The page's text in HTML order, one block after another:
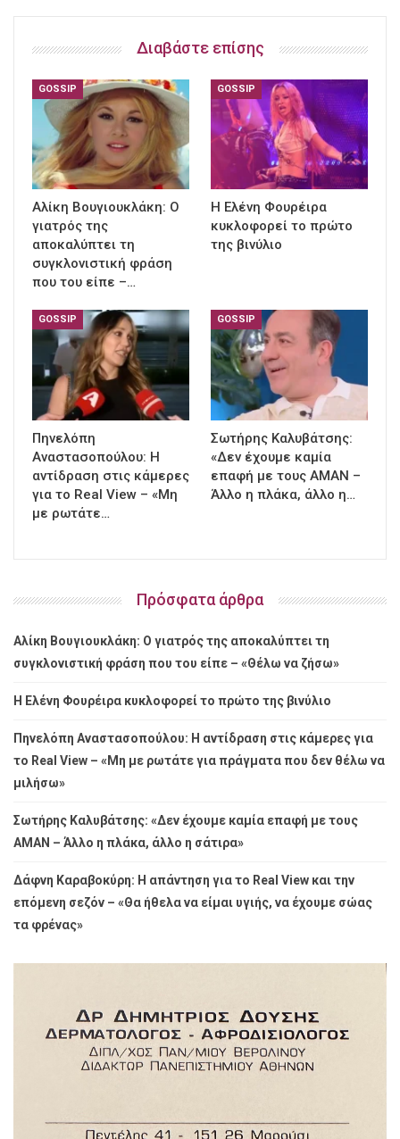
Διαβάστε επίσης
GOSSIP
Αλίκη Βουγιουκλάκη: Ο
γιατρός της
αποκαλύπτει τη
συγκλονιστική φράση
που του είπε –…
GOSSIP
Η Ελένη Φουρέιρα
κυκλοφορεί το πρώτο
της βινύλιο
GOSSIP
Πηνελόπη
Αναστασοπούλου: Η
αντίδραση στις κάμερες
για το Real View – «Μη
με ρωτάτε…
GOSSIP
Σωτήρης Καλυβάτσης:
«Δεν έχουμε καμία
επαφή με τους ΑΜΑΝ –
Άλλο η πλάκα, άλλο η…
Πρόσφατα άρθρα
Αλίκη Βουγιουκλάκη: Ο γιατρός της αποκαλύπτει τη
συγκλονιστική φράση που του είπε – «Θέλω να ζήσω»
Η Ελένη Φουρέιρα κυκλοφορεί το πρώτο της βινύλιο
Πηνελόπη Αναστασοπούλου: Η αντίδραση στις κάμερες για
το Real View – «Μη με ρωτάτε για πράγματα που δεν θέλω να
μιλήσω»
Σωτήρης Καλυβάτσης: «Δεν έχουμε καμία επαφή με τους
ΑΜΑΝ – Άλλο η πλάκα, άλλο η σάτιρα»
Δάφνη Καραβοκύρη: Η απάντηση για το Real View και την
επόμενη σεζόν – «Θα ήθελα να είμαι υγιής, να έχουμε σώας
τα φρένας»